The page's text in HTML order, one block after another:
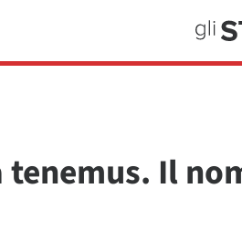
tenemus. Il